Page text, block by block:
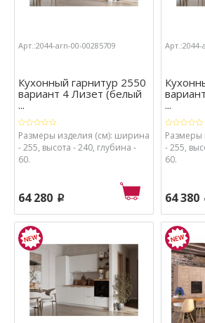
Арт.:2044-arn-00-00285709
Кухонный гарнитур 2550
вариант 4 Лизет (белый
...
Размеры изделия (см): ширина
- 255, высота - 240, глубина -
60.
64 280 p
Арт.:2044-
...
Размеры
- 255,
60.
64 380